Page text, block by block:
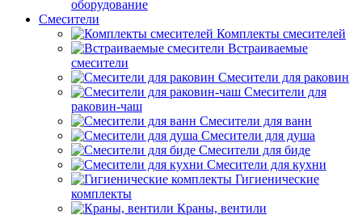
оборудование
Смесители
Комплекты смесителей
Встраиваемые
смесители
Смесители для раковин
Смесители для
раковин-чаш
Смесители для ванн
Смесители для душа
Смесители для биде
Смесители для кухни
Гигиенические
комплекты
Краны, вентили